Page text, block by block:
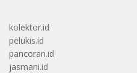
kolektor.id
pelukis.id
pancoran.id
jasmani.id